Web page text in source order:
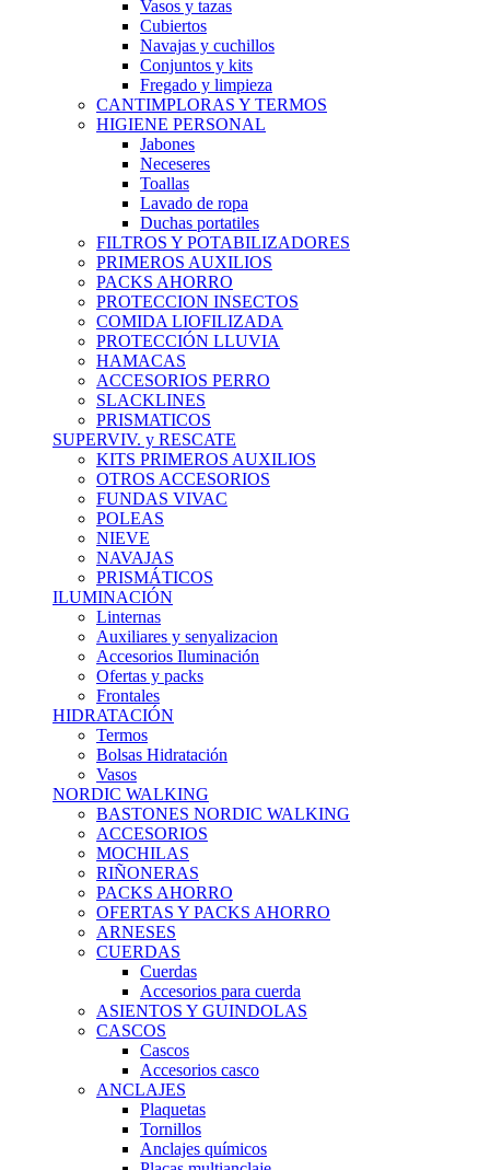
Vasos y tazas
Cubiertos
Navajas y cuchillos
Conjuntos y kits
Fregado y limpieza
CANTIMPLORAS Y TERMOS
HIGIENE PERSONAL
Jabones
Neceseres
Toallas
Lavado de ropa
Duchas portatiles
FILTROS Y POTABILIZADORES
PRIMEROS AUXILIOS
PACKS AHORRO
PROTECCION INSECTOS
COMIDA LIOFILIZADA
PROTECCIÓN LLUVIA
HAMACAS
ACCESORIOS PERRO
SLACKLINES
PRISMATICOS
SUPERVIV. y RESCATE
KITS PRIMEROS AUXILIOS
OTROS ACCESORIOS
FUNDAS VIVAC
POLEAS
NIEVE
NAVAJAS
PRISMÁTICOS
ILUMINACIÓN
Linternas
Auxiliares y senyalizacion
Accesorios Iluminación
Ofertas y packs
Frontales
HIDRATACIÓN
Termos
Bolsas Hidratación
Vasos
NORDIC WALKING
BASTONES NORDIC WALKING
ACCESORIOS
MOCHILAS
RIÑONERAS
PACKS AHORRO
OFERTAS Y PACKS AHORRO
ARNESES
CUERDAS
Cuerdas
Accesorios para cuerda
ASIENTOS Y GUINDOLAS
CASCOS
Cascos
Accesorios casco
ANCLAJES
Plaquetas
Tornillos
Anclajes químicos